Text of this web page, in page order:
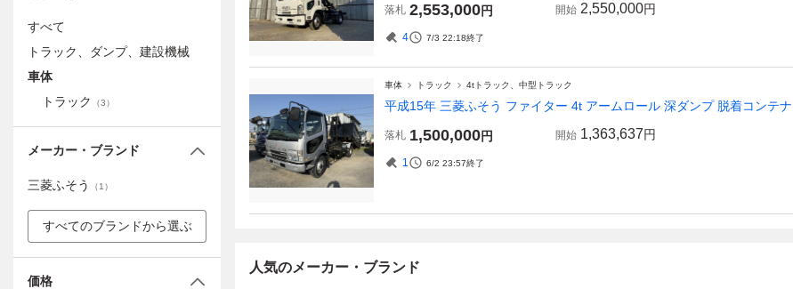
落札 2,553,000円 開始 2,550,000円
4 7/3 22:18終了
車体 トラック 4tトラック、中型トラック
平成15年 三菱ふそう ファイター 4t アームロール 深ダンプ 脱着コンテナ
落札 1,500,000円 開始 1,363,637円
1 6/2 23:57終了
人気のメーカー・ブランド
すべて
トラック、ダンプ、建設機械
車体
トラック
（3）
メーカー・ブランド
三菱ふそう （1 ）
すべてのブランドから選ぶ
価格